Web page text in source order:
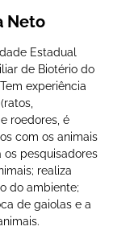
Neto
Estadual
de Biotério do
experiência
roedores, é
com os animais
os pesquisadores
realiza
do ambiente;
de gaiolas e a